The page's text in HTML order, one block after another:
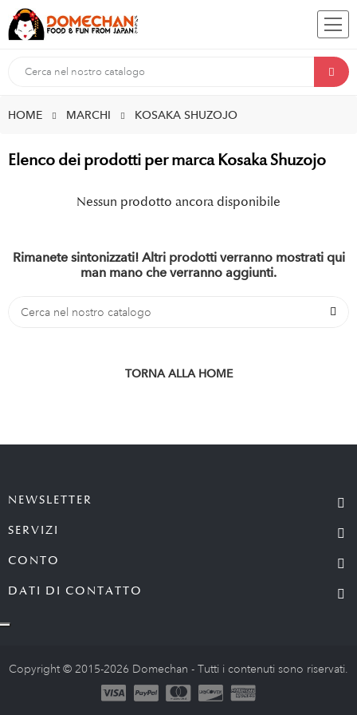
HOME MARCHI KOSAKA SHUZOJO
Elenco dei prodotti per marca Kosaka Shuzojo
Nessun prodotto ancora disponibile
Rimanete sintonizzati! Altri prodotti verranno mostrati qui
man mano che verranno aggiunti.
TORNA ALLA HOME
NEWSLETTER
SERVIZI
CONTO
DATI DI CONTATTO
Copyright © 2015-2026 Domechan - Tutti i contenuti sono riservati.